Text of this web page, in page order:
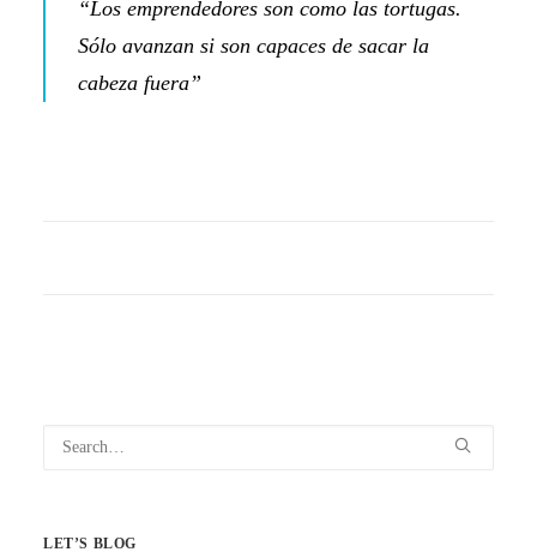
“Los emprendedores son como las tortugas.
Sólo avanzan si son capaces de sacar la
cabeza fuera”
LET’S BLOG